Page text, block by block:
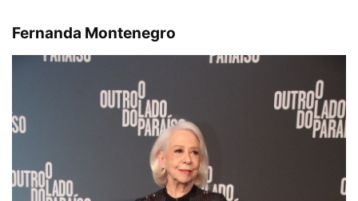
Fernanda Montenegro